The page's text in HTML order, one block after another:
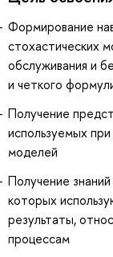
Формирование
стохастических
обслуживания и
и четкого
Получение
используемых
моделей
Получение
которых
результаты,
процессам